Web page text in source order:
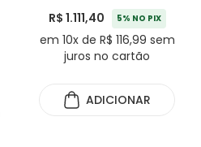
Natural - 54cm
R$ 1.111,40 5% NO PIX
em 10x de R$ 116,99 sem
juros no cartão
ADICIONAR